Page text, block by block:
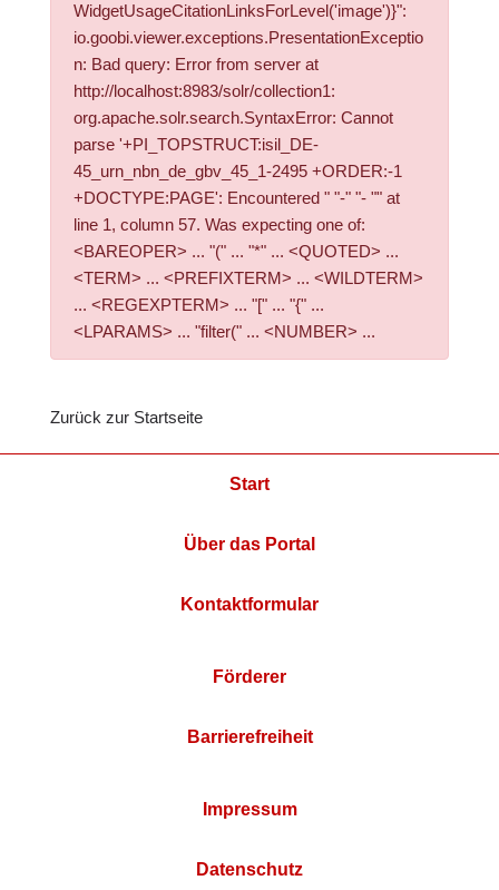
WidgetUsageCitationLinksForLevel('image')}":
io.goobi.viewer.exceptions.PresentationExceptio
n: Bad query: Error from server at
http://localhost:8983/solr/collection1:
org.apache.solr.search.SyntaxError: Cannot
parse '+PI_TOPSTRUCT:isil_DE-
45_urn_nbn_de_gbv_45_1-2495 +ORDER:-1
+DOCTYPE:PAGE': Encountered " "-" "- "" at
line 1, column 57. Was expecting one of:
<BAREOPER> ... "(" ... "*" ... <QUOTED> ...
<TERM> ... <PREFIXTERM> ... <WILDTERM>
... <REGEXPTERM> ... "[" ... "{" ...
<LPARAMS> ... "filter(" ... <NUMBER> ...
Zurück zur Startseite
Start
Über das Portal
Kontaktformular
Förderer
Barrierefreiheit
Impressum
Datenschutz